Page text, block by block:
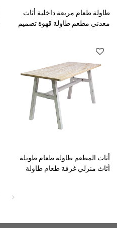
طاولة طعام مربعة داخلية أثاث
معدني مطعم طاولة قهوة تصميم
أثاث المطعم طاولة طعام طويلة
أثاث منزلي غرفة طعام طاولة